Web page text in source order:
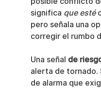
significa que esté
pero señala una
corregir el rumbo
Una señal de
alerta de tornado.
de alarma que